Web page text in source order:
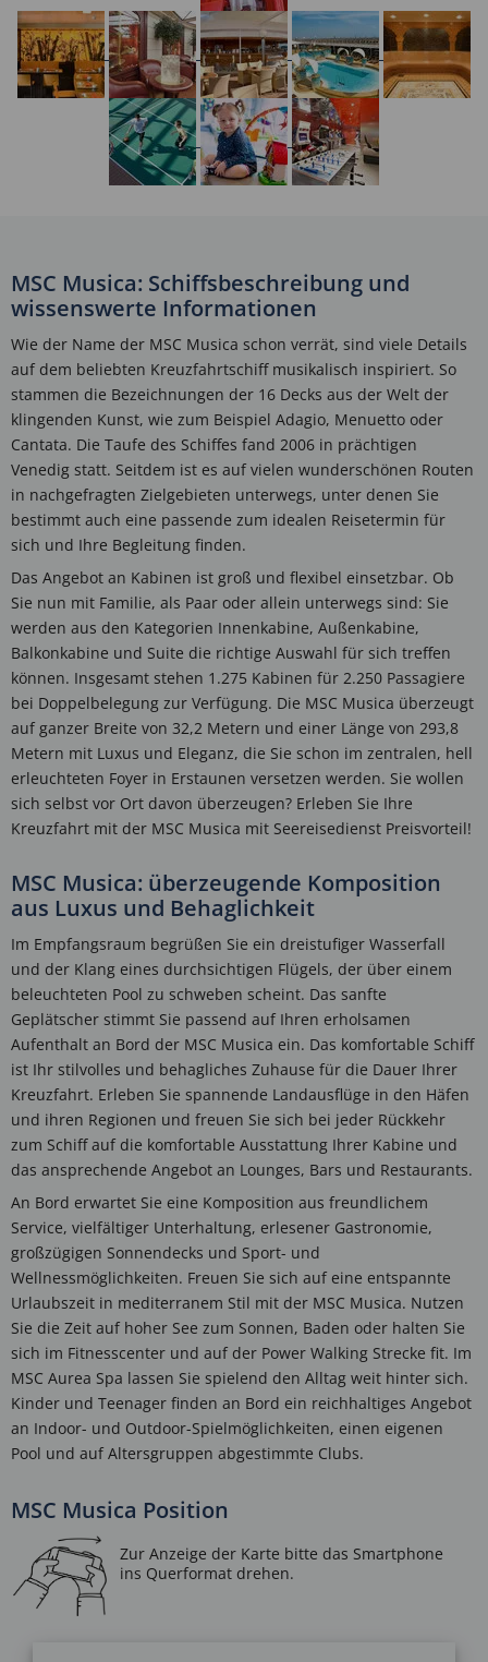
MSC Musica: Schiffsbeschreibung und
wissenswerte Informationen
Wie der Name der MSC Musica schon verrät, sind viele Details
auf dem beliebten Kreuzfahrtschiff musikalisch inspiriert. So
stammen die Bezeichnungen der 16 Decks aus der Welt der
klingenden Kunst, wie zum Beispiel Adagio, Menuetto oder
Cantata. Die Taufe des Schiffes fand 2006 in prächtigen
Venedig statt. Seitdem ist es auf vielen wunderschönen Routen
in nachgefragten Zielgebieten unterwegs, unter denen Sie
bestimmt auch eine passende zum idealen Reisetermin für
sich und Ihre Begleitung finden.
Das Angebot an Kabinen ist groß und flexibel einsetzbar. Ob
Sie nun mit Familie, als Paar oder allein unterwegs sind: Sie
werden aus den Kategorien Innenkabine, Außenkabine,
Balkonkabine und Suite die richtige Auswahl für sich treffen
können. Insgesamt stehen 1.275 Kabinen für 2.250 Passagiere
bei Doppelbelegung zur Verfügung. Die MSC Musica überzeugt
auf ganzer Breite von 32,2 Metern und einer Länge von 293,8
Metern mit Luxus und Eleganz, die Sie schon im zentralen, hell
erleuchteten Foyer in Erstaunen versetzen werden. Sie wollen
sich selbst vor Ort davon überzeugen? Erleben Sie Ihre
Kreuzfahrt mit der MSC Musica mit Seereisedienst Preisvorteil!
MSC Musica: überzeugende Komposition
aus Luxus und Behaglichkeit
Im Empfangsraum begrüßen Sie ein dreistufiger Wasserfall
und der Klang eines durchsichtigen Flügels, der über einem
beleuchteten Pool zu schweben scheint. Das sanfte
Geplätscher stimmt Sie passend auf Ihren erholsamen
Aufenthalt an Bord der MSC Musica ein. Das komfortable Schiff
ist Ihr stilvolles und behagliches Zuhause für die Dauer Ihrer
Kreuzfahrt. Erleben Sie spannende Landausflüge in den Häfen
und ihren Regionen und freuen Sie sich bei jeder Rückkehr
zum Schiff auf die komfortable Ausstattung Ihrer Kabine und
das ansprechende Angebot an Lounges, Bars und Restaurants.
An Bord erwartet Sie eine Komposition aus freundlichem
Service, vielfältiger Unterhaltung, erlesener Gastronomie,
großzügigen Sonnendecks und Sport- und
Wellnessmöglichkeiten. Freuen Sie sich auf eine entspannte
Urlaubszeit in mediterranem Stil mit der MSC Musica. Nutzen
Sie die Zeit auf hoher See zum Sonnen, Baden oder halten Sie
sich im Fitnesscenter und auf der Power Walking Strecke fit. Im
MSC Aurea Spa lassen Sie spielend den Alltag weit hinter sich.
Kinder und Teenager finden an Bord ein reichhaltiges Angebot
an Indoor- und Outdoor-Spielmöglichkeiten, einen eigenen
Pool und auf Altersgruppen abgestimmte Clubs.
MSC Musica Position